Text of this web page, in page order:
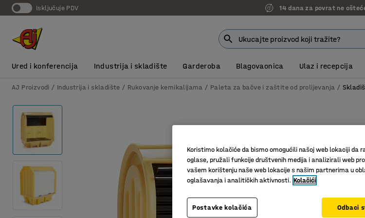
Isključuje PDV 7 godina garancije
Ured i konferencija Industrija i skladište Garderoba Blagovaonica Ulaz i recepcija
AJ Proizvodi Industrija i skladište Rukovanje kemikalijama Paleta za bačve i zaštite od prolijevanja
Koristimo kolačiće da bismo omogućili našoj web lokaciji da
oglase, pružali funkcije društvenih medija i analizirali web
vašem korištenju naše web lokacije s našim partnerima u
oglašavanja i analitičkih aktivnosti. Kolačići
Postavke kolačića Odbaci